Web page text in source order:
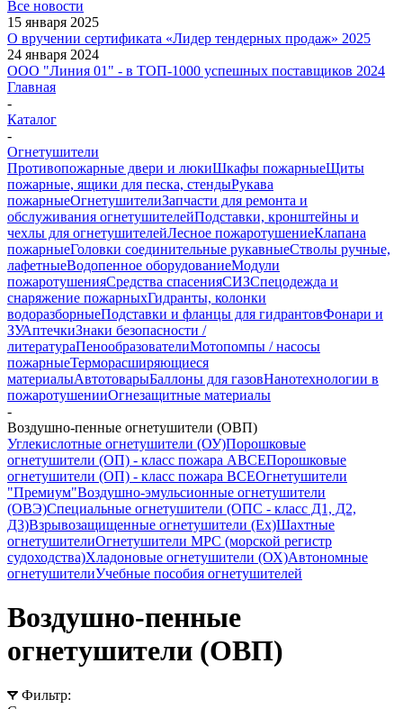
Все новости
15 января 2025
О вручении сертификата «Лидер тендерных продаж» 2025
24 января 2024
ООО "Линия 01" - в ТОП-1000 успешных поставщиков 2024
Главная
-
Каталог
-
Огнетушители
Противопожарные двери и люкиШкафы пожарныеЩиты
пожарные, ящики для песка, стендыРукава
пожарныеОгнетушителиЗапчасти для ремонта и
обслуживания огнетушителейПодставки, кронштейны и
чехлы для огнетушителейЛесное пожаротушениеКлапана
пожарныеГоловки соединительные рукавныеСтволы ручные,
лафетныеВодопенное оборудованиеМодули
пожаротушенияСредства спасенияСИЗСпецодежда и
снаряжение пожарныхГидранты, колонки
водоразборныеПодставки и фланцы для гидрантовФонари и
ЗУАптечкиЗнаки безопасности /
литератураПенообразователиМотопомпы / насосы
пожарныеТерморасширяющиеся
материалыАвтотоварыБаллоны для газовНанотехнологии в
пожаротушенииОгнезащитные материалы
-
Воздушно-пенные огнетушители (ОВП)
Углекислотные огнетушители (ОУ)Порошковые
огнетушители (ОП) - класс пожара АВСЕПорошковые
огнетушители (ОП) - класс пожара ВСЕОгнетушители
"Премиум"Воздушно-эмульсионные огнетушители
(ОВЭ)Специальные огнетушители (ОПС - класс Д1, Д2,
Д3)Взрывозащищенные огнетушители (Ex)Шахтные
огнетушителиОгнетушители МРС (морской регистр
судоходства)Хладоновые огнетушители (ОХ)Автономные
огнетушителиУчебные пособия огнетушителей
Воздушно-пенные
огнетушители (ОВП)
Фильтр: